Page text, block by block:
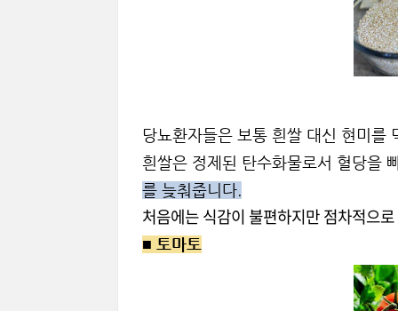
당뇨환자들은 보통 흰쌀 대신 현미를
흰쌀은 정제된 탄수화물로서 혈당을
를 늦춰줍니다.
처음에는 식감이 불편하지만 점차적으
■ 토마토